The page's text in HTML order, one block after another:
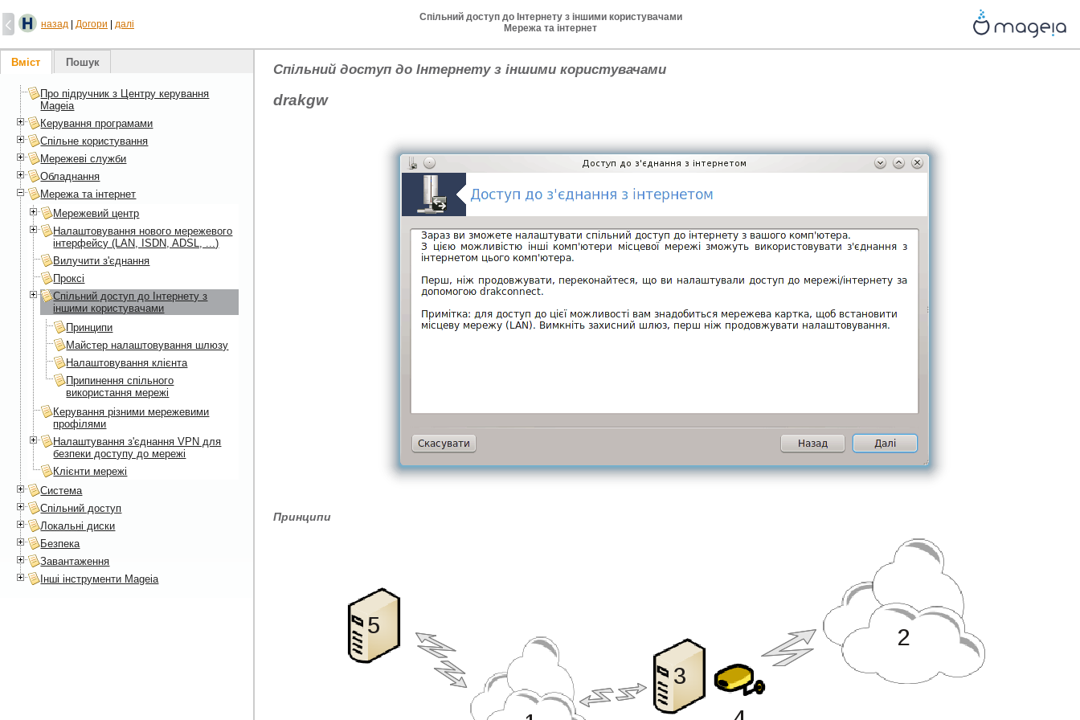
назад Догори далі
Спільний доступ до Інтернету з іншими користувачами
Мережа та інтернет
Спільний доступ до Інтернету з іншими користувачами
drakgw
Принципи
Вміст Пошук
Про підручник з Центру керування
Mageia
Керування програмами
Спільне користування
Мережеві служби
Обладнання
Мережа та інтернет
Мережевий центр
Налаштовування нового мережевого
інтерфейсу (LAN, ISDN, ADSL, ...)
Вилучити з'єднання
Проксі
Спільний доступ до Інтернету з
іншими користувачами
Принципи
Майстер налаштовування шлюзу
Налаштовування клієнта
Припинення спільного
використання мережі
Керування різними мережевими
профілями
Налаштування з'єднання VPN для
безпеки доступу до мережі
Клієнти мережі
Система
Спільний доступ
Локальні диски
Безпека
Завантаження
Інші інструменти Mageia